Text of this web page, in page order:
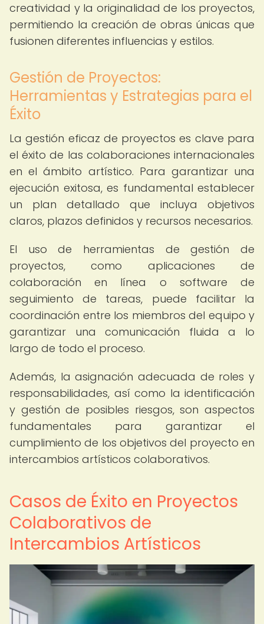
creatividad y la originalidad de los proyectos,
permitiendo la creación de obras únicas que
fusionen diferentes influencias y estilos.
Gestión de Proyectos:
Herramientas y Estrategias para el
Éxito
La gestión eficaz de proyectos es clave para
el éxito de las colaboraciones internacionales
en el ámbito artístico. Para garantizar una
ejecución exitosa, es fundamental establecer
un plan detallado que incluya objetivos
claros, plazos definidos y recursos necesarios.
El uso de herramientas de gestión de
proyectos, como aplicaciones de
colaboración en línea o software de
seguimiento de tareas, puede facilitar la
coordinación entre los miembros del equipo y
garantizar una comunicación fluida a lo
largo de todo el proceso.
Además, la asignación adecuada de roles y
responsabilidades, así como la identificación
y gestión de posibles riesgos, son aspectos
fundamentales para garantizar el
cumplimiento de los objetivos del proyecto en
intercambios artísticos colaborativos.
Casos de Éxito en Proyectos
Colaborativos de
Intercambios Artísticos